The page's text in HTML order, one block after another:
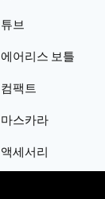
튜브
에어리스 보틀
컴팩트
마스카라
액세서리